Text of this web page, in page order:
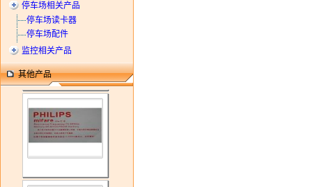
停车场相关产品
停车场读卡器
停车场配件
监控相关产品
其他产品